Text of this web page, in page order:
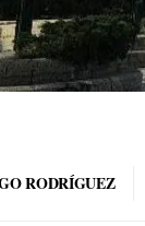
RODRÍGUEZ